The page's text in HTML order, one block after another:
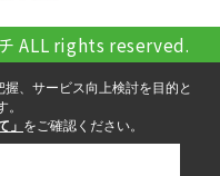
ALL rights reserved.
、サービス向上検討を目的と
」 をご確認ください。